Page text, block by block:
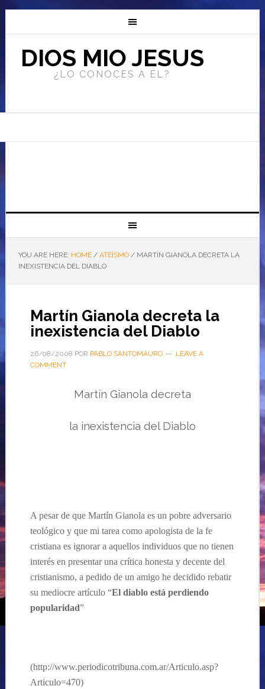
DIOS MIO JESUS
¿LO CONOCES A ÉL?
YOU ARE HERE: HOME / ATEÍSMO /MARTÍN GIANOLA DECRETA LA
INEXISTENCIA DEL DIABLO
Martín Gianola decreta la
inexistencia del Diablo
26/08/2008 POR PABLO SANTOMAURO
LEAVE A
COMMENT
Martín Gianola decreta
la inexistencia del Diablo
A pesar de que Martín Gianola es un pobre adversario
teológico y que mi tarea como apologista de la fe
cristiana es ignorar a aquellos individuos que no tienen
interés en presentar una crítica honesta y decente del
cristianismo, a pedido de un amigo he decidido rebatir
su mediocre artículo “El diablo está perdiendo
popularidad”
(http://www.periodicotribuna.com.ar/Articulo.asp?
Articulo=470)